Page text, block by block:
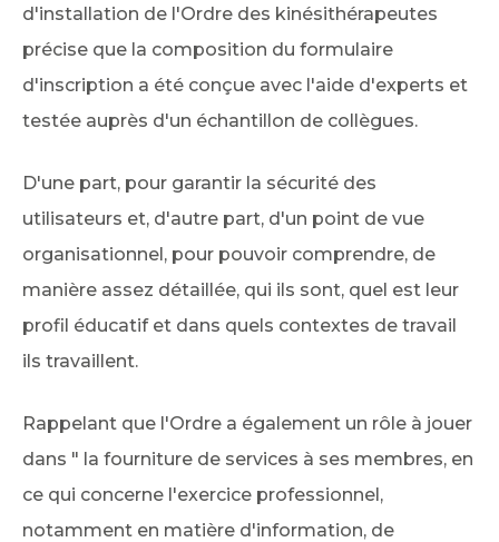
d'installation de l'Ordre des kinésithérapeutes
précise que la composition du formulaire
d'inscription a été conçue avec l'aide d'experts et
testée auprès d'un échantillon de collègues.
D'une part, pour garantir la sécurité des
utilisateurs et, d'autre part, d'un point de vue
organisationnel, pour pouvoir comprendre, de
manière assez détaillée, qui ils sont, quel est leur
profil éducatif et dans quels contextes de travail
ils travaillent.
Rappelant que l'Ordre a également un rôle à jouer
dans " la fourniture de services à ses membres, en
ce qui concerne l'exercice professionnel,
notamment en matière d'information, de